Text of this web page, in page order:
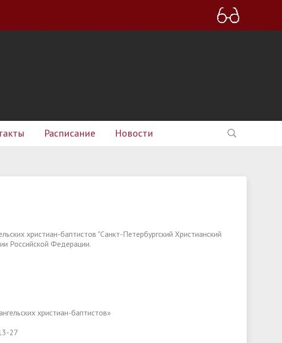
Расписание Новости
христиан-баптистов "Санкт-Петербургский Христианский
Российской Федерации.
христиан-баптистов»
27